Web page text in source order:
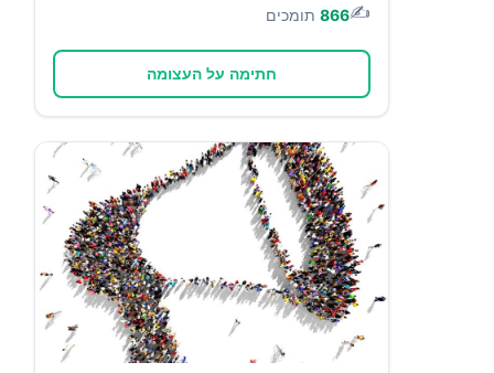
✍️
866 תומכים
חתימה על העצומה